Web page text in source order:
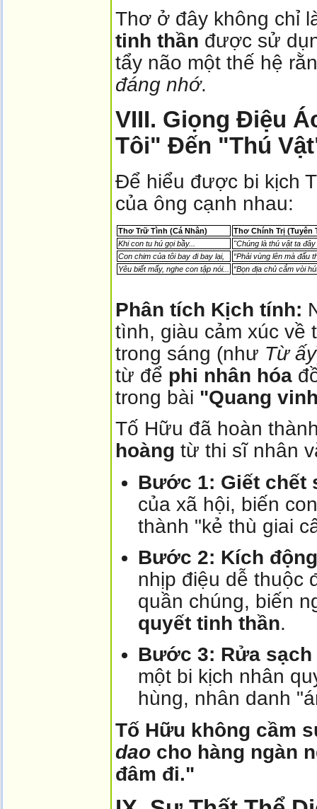
Thơ ở đây không chỉ
tinh thần được sử
tẩy não một thế hệ
đáng nhớ.
VIII. Giọng Điệu
Tôi" Đến "Thú
Để hiểu được bi kịch
của ông cạnh nhau:
Thơ Trữ Tình (Cá Nhân)
Thơ Chính Trị (Tuyên
Khi con tu hú gọi bầy...
"Chúng là thú vật ta
Con chim của tôi bay đi bay lại,
“Phải vùng lên mà đấu
Yêu biết mấy, nghe con tập nói...
“Bọn địa chủ cắm vòi
Phân tích Kịch tính:
tình, giàu cảm xúc về
trong sáng (như Từ ấy
từ để phi nhân hóa
trong bài "Quang
Tố Hữu đã hoàn
hoàng từ thi sĩ nhân
Bước 1: Giết chết
của xã hội, biến
thành "kẻ thù giai
Bước 2: Kích
nhịp điệu dễ thuộc
quần chúng, biến
quyết tinh thần.
Bước 3: Rửa
một bi kịch nhân
hùng, nhân danh
Tố Hữu không cầm
dao cho hàng ngàn
đâm đi."